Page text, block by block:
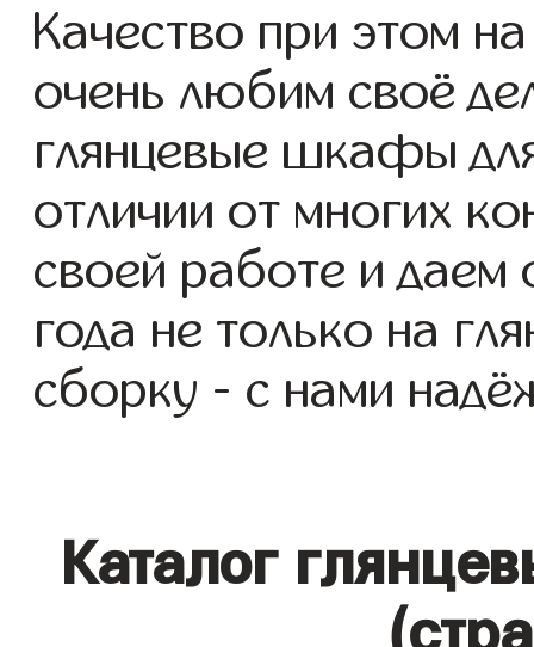
Качество при этом
очень любим своё
глянцевые шкафы
отличии от многих
своей работе и
года не только на
сборку - с нами
Каталог